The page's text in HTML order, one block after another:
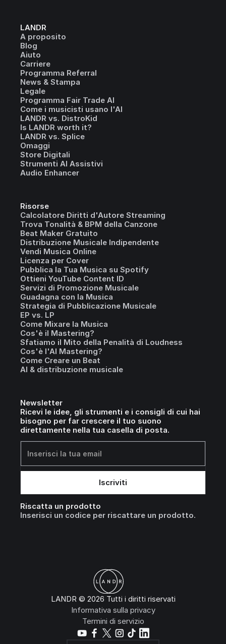
LANDR
A proposito
Blog
Aiuto
Carriere
Programma Referral
News & Stampa
Legale
Programma Fair Trade AI
Come i musicisti usano l'AI
LANDR vs. DistroKid
Is LANDR worth it?
LANDR vs. Splice
Omaggi
Store Digitali
Strumenti AI Assistivi
Audio Enhancer
Risorse
Calcolatore Diritti d'Autore Streaming
Trova Tonalità & BPM della Canzone
Beat Maker Gratuito
Distribuzione Musicale Indipendente
Vendi Musica Online
Licenza per Cover
Pubblica la Tua Musica su Spotify
Ottieni YouTube Content ID
Servizi di Promozione Musicale
Guadagna con la Musica
Strategia di Pubblicazione Musicale
EP vs. LP
Come Mixare la Musica
Cos'è il Mastering?
Sfatiamo il Mito della Penalità di Loudness
Cos'è l'AI Mastering?
Come Creare un Beat
AI & distribuzione musicale
Newsletter
Ricevi le idee, gli strumenti e i consigli di cui hai
bisogno per far crescere il tuo suono
direttamente nella tua casella di posta.
Riscatta un prodotto
Inserisci un codice per riscattare un prodotto.
LANDR © 2026 Tutti i diritti riservati
Informativa sulla privacy
Termini di servizio